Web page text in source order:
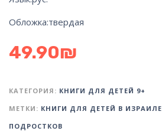
Обложка:твердая
49.90₪
КАТЕГОРИЯ: КНИГИ ДЛЯ ДЕТЕЙ 9+
МЕТКИ: КНИГИ ДЛЯ ДЕТЕЙ В ИЗРАИЛЕ
ПОДРОСТКОВ